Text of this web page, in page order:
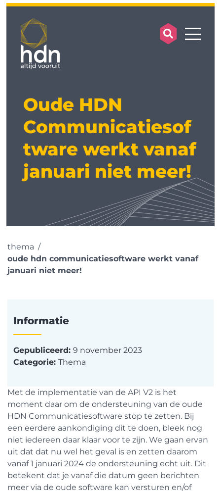
search
Oude HDN
Communicatiesof
tware werkt vanaf
januari niet meer!
thema
oude hdn communicatiesoftware werkt vanaf
januari niet meer!
Informatie
Gepubliceerd: 9 november 2023
Categorie: Thema
Met de implementatie van de API V2 is het
moment daar om de ondersteuning van de oude
HDN Communicatiesoftware stop te zetten. Bij
een eerdere aankondiging dit te doen, bleek nog
niet iedereen daar klaar voor te zijn. We gaan ervan
uit dat dat nu wel het geval is en zetten daarom
vanaf 1 januari 2024 de ondersteuning echt uit. Dit
betekent dat je vanaf die datum geen berichten
meer via de oude software kan versturen en/of